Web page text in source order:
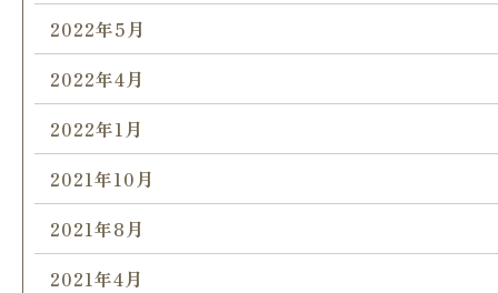
2022年5月
2022年4月
2022年1月
2021年10月
2021年8月
2021年4月